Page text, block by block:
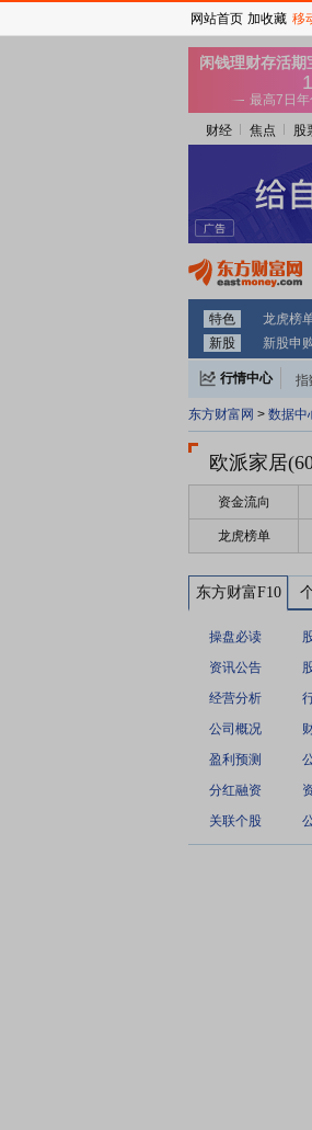
财经 焦点 股
特色 龙虎榜
新股
新股申
行情中心 指
东方财富网 > 数据中
欧派家居
资金流向
龙虎榜单
东方财富F10
操盘必读
资讯公告
经营分析
公司概况
盈利预测
分红融资
关联个股
网站首页 加收藏 移